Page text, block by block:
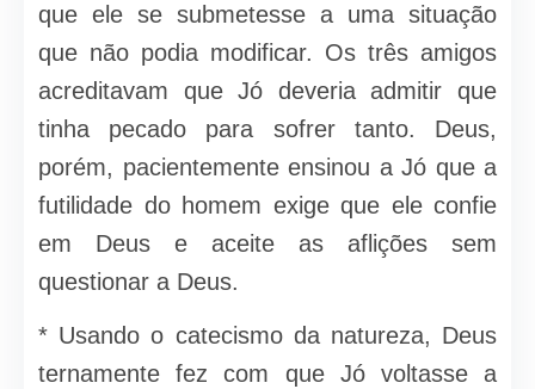
que ele se submetesse a uma situação
que não podia modificar. Os três amigos
acreditavam que Jó deveria admitir que
tinha pecado para sofrer tanto. Deus,
porém, pacientemente ensinou a Jó que a
futilidade do homem exige que ele confie
em Deus e aceite as aflições sem
questionar a Deus.
* Usando o catecismo da natureza, Deus
ternamente fez com que Jó voltasse a